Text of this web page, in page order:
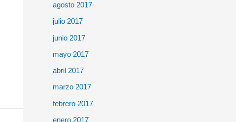
agosto 2017
julio 2017
junio 2017
mayo 2017
abril 2017
marzo 2017
febrero 2017
enero 2017